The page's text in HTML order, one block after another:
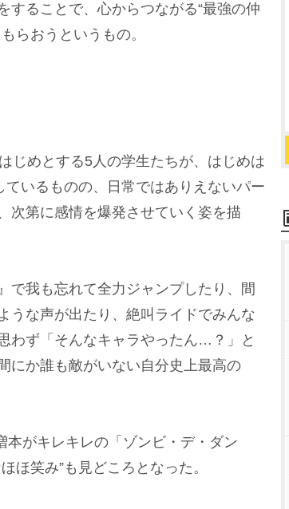
することで、心からつながる“最強の仲
らおうというもの。
じめとする5人の学生たちが、はじめは
ているものの、日常ではありえないパー
次第に感情を爆発させていく姿を描
我も忘れて全力ジャンプしたり、間
うな声が出たり、絶叫ライドでみんな
わず「そんなキャラやったん…？」と
にか誰も敵がいない自分史上最高の
がキレキレの「ゾンビ・デ・ダン
ほ笑み”も見どころとなった。